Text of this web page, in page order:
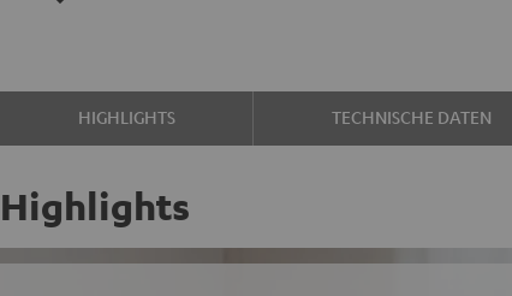
HIGHLIGHTS TECHNISCHE DATEN
Highlights